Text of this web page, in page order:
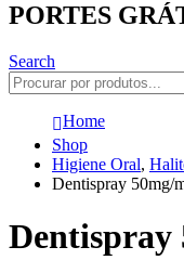
PORTES
Search
Home
Shop
Higiene Oral,
Dentispray 50mg/
Dentispray